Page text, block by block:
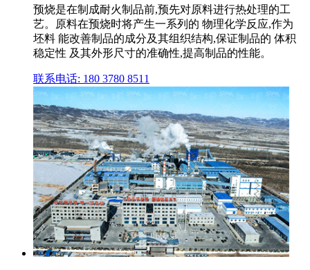
预烧是在制成耐火制品前,预先对原料进行热处理的工
艺。原料在预烧时将产生一系列的 物理化学反应,作为
坯料 能改善制品的成分及其组织结构,保证制品的 体积
稳定性 及其外形尺寸的准确性,提高制品的性能。
联系电话: 180 3780 8511